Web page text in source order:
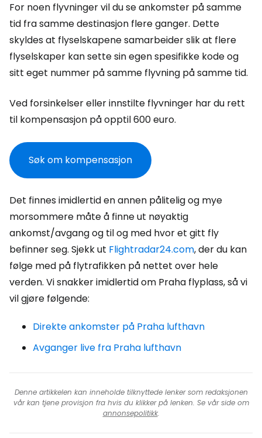
For noen flyvninger vil du se ankomster på samme
tid fra samme destinasjon flere ganger. Dette
skyldes at flyselskapene samarbeider slik at flere
flyselskaper kan sette sin egen spesifikke kode og
sitt eget nummer på samme flyvning på samme tid.
Ved forsinkelser eller innstilte flyvninger har du rett
til kompensasjon på opptil 600 euro.
Søk om kompensasjon
Det finnes imidlertid en annen pålitelig og mye
morsommere måte å finne ut nøyaktig
ankomst/avgang og til og med hvor et gitt fly
befinner seg. Sjekk ut Flightradar24.com, der du kan
følge med på flytrafikken på nettet over hele
verden. Vi snakker imidlertid om Praha flyplass, så vi
vil gjøre følgende:
Direkte ankomster på Praha lufthavn
Avganger live fra Praha lufthavn
Denne artikkelen kan inneholde tilknyttede lenker som redaksjonen
vår kan tjene provisjon fra hvis du klikker på lenken. Se vår side om
annonsepolitikk.